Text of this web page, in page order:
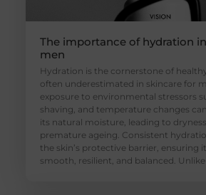
The importance of hydration
men
Hydration is the cornerstone of
often underestimated in skincare for
exposure to environmental stressors
shaving, and temperature changes
its natural moisture, leading to
premature ageing. Consistent
the skin’s protective barrier, ensuring
smooth, resilient, and balanced.